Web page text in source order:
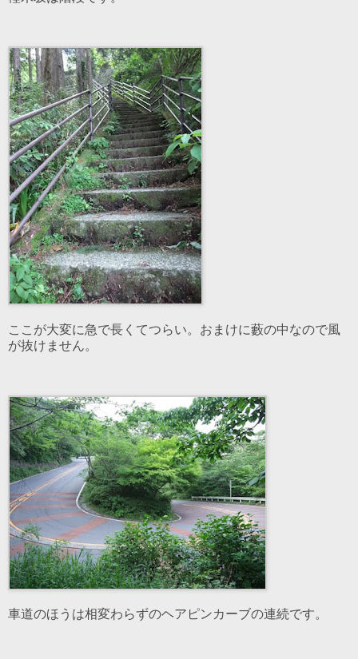
ここが大変に急で長くてつらい。おまけに藪の中なので風
が抜けません。
車道のほうは相変わらずのヘアピンカーブの連続です。